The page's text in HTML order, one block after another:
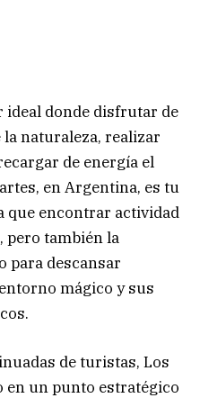
ideal donde disfrutar de
naturaleza, realizar
de energía el
en Argentina, es tu
que encontrar actividad
pero también la
para descansar
mágico y sus
de turistas, Los
en un punto estratégico